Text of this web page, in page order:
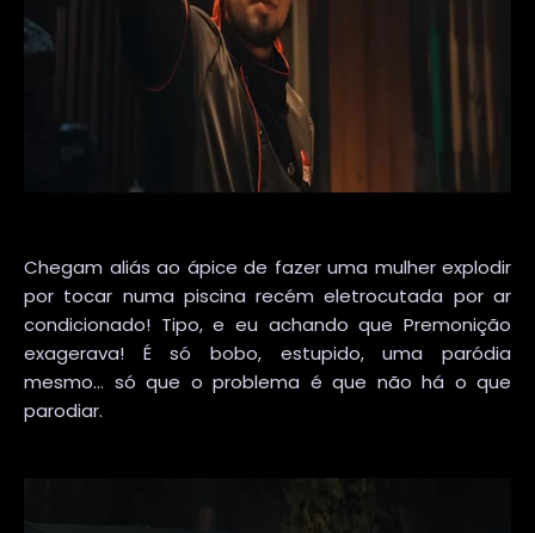
Chegam aliás ao ápice de fazer uma mulher explodir
por tocar numa piscina recém eletrocutada por ar
condicionado! Tipo, e eu achando que Premonição
exagerava! É só bobo, estupido, uma paródia
mesmo... só que o problema é que não há o que
parodiar.